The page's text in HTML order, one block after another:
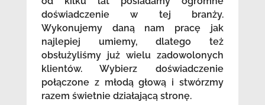
doświadczenie w tej branży.
Wykonujemy daną nam pracę jak
najlepiej umiemy, dlatego też
obsłużyliśmy już wielu zadowolonych
klientów. Wybierz doświadczenie
połączone z młodą głową i stwórzmy
razem świetnie działającą stronę.